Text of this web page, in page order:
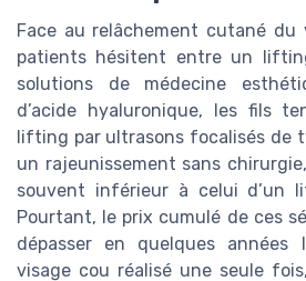
Face au relâchement cutané du
patients hésitent entre un
solutions de médecine
d’acide hyaluronique, les fils
lifting par ultrasons focalisés de
un rajeunissement sans
souvent inférieur à celui d’un
Pourtant, le prix cumulé de ces
dépasser en quelques
visage cou réalisé une seule